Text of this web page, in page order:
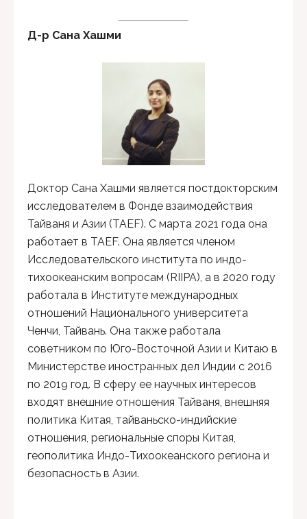
Д-р Сана Хашми
Доктор Сана Хашми является постдокторским
исследователем в Фонде взаимодействия
Тайваня и Азии (TAEF). С марта 2021 года она
работает в TAEF. Она является членом
Исследовательского института по индо-
тихоокеанским вопросам (RIIPA), а в 2020 году
работала в Институте международных
отношений Национального университета
Ченчи, Тайвань. Она также работала
советником по Юго-Восточной Азии и Китаю в
Министерстве иностранных дел Индии с 2016
по 2019 год. В сферу ее научных интересов
входят внешние отношения Тайваня, внешняя
политика Китая, тайваньско-индийские
отношения, региональные споры Китая,
геополитика Индо-Тихоокеанского региона и
безопасность в Азии.